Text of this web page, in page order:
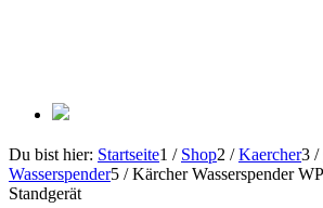
Du bist hier: Startseite1 / Shop2 / Kaercher3 /
Wasserspender5 / Kärcher Wasserspender
Standgerät